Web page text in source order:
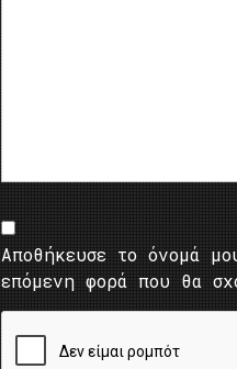
Αποθήκευσε το όνομά
επόμενη φορά που θα